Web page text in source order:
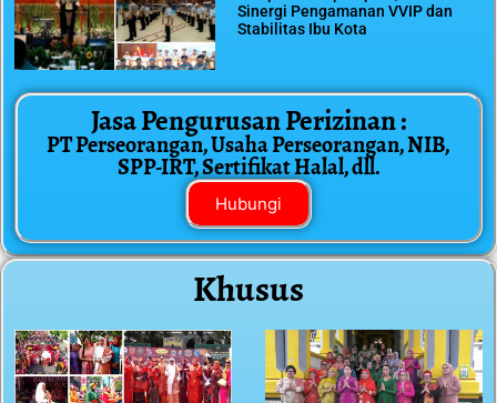
Sinergi Pengamanan VVIP dan
Stabilitas Ibu Kota
Jasa Pengurusan Perizinan :
PT Perseorangan, Usaha Perseorangan, NIB,
SPP-IRT, Sertifikat Halal, dll.
Hubungi
Khusus